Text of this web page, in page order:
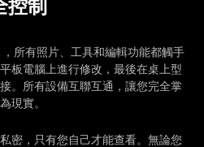
控制
所有照片、工具和編輯功能都觸手
板電腦上進行修改，最後在桌上型
。所有設備互聯互通，讓您完全掌
現實。
密，只有您自己才能查看。無論您